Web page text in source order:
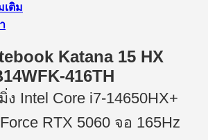
เติม
Katana 15 HX
416TH
Intel Core i7-14650HX+
RTX 5060 จอ 165Hz